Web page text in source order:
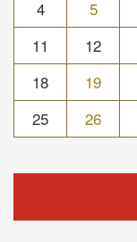
4
5
11
12
18
19
25
26